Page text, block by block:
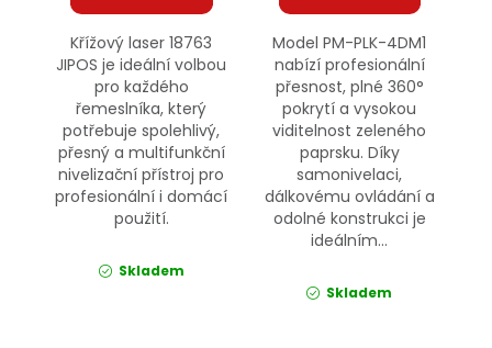
Křížový laser 18763
JIPOS je ideální volbou
pro každého
řemeslníka, který
potřebuje spolehlivý,
přesný a multifunkční
nivelizační přístroj pro
profesionální i domácí
použití.
Skladem
Model PM-PLK-4DM1
nabízí profesionální
přesnost, plné 360°
pokrytí a vysokou
viditelnost zeleného
paprsku. Díky
samonivelaci,
dálkovému ovládání a
odolné konstrukci je
ideálním...
Skladem